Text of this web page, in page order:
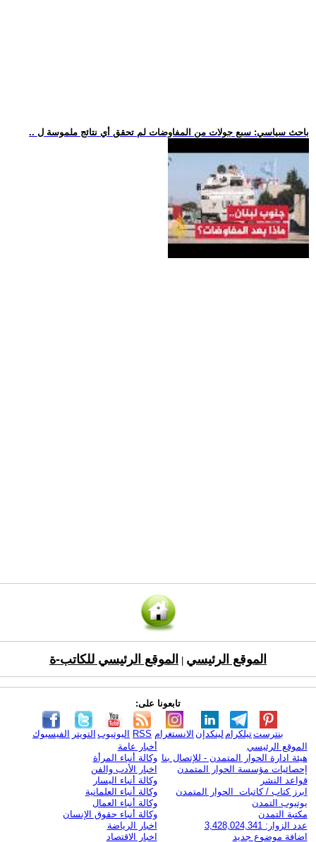
.. باحث سياسي: سبع جولات من المفاوضات لم تحقق أي نتائج ملموسة ل
الموقع الرئيسي الموقع الرئيسي للكاتب-ة
تابعونا على:
الفيسبوك التويتر اليوتيوب RSS الانستغرام لينكدإن تيلكرامبنترست
الموقع الرئيسي
هيئة ادارة الحوار المتمدن - للإتصال بنا
إحصائيات مؤسسة الحوار المتمدن
قواعد النشر
ابرز كتاب / كاتبات الحوار المتمدن
يوتيوب التمدن
مكتبة التمدن
عدد الزوار: 3,428,024,341
اضافة موضوع جديد
أخبار عامة
وكالة أنباء المرأة
اخبار الأدب والفن
وكالة أنباء اليسار
وكالة أنباء العلمانية
وكالة أنباء العمال
وكالة أنباء حقوق الإنسان
اخبار الرياضة
اخبار الاقتصاد